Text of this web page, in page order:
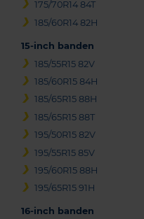
175/70R14 84T
185/60R14 82H
15-inch banden
185/55R15 82V
185/60R15 84H
185/65R15 88H
185/65R15 88T
195/50R15 82V
195/55R15 85V
195/60R15 88H
195/65R15 91H
16-inch banden